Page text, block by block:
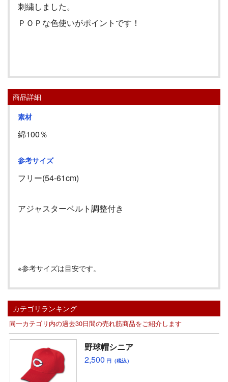
刺繍しました。
ＰＯＰな色使いがポイントです！
商品詳細
素材
綿100％
参考サイズ
フリー(54-61cm)
アジャスターベルト調整付き
※参考サイズは目安です。
カテゴリランキング
同一カテゴリ内の過去30日間の売れ筋商品をご紹介します
野球帽シニア
2,500 円（税込）